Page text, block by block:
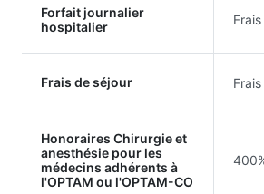
Forfait journalier
hospitalier
Frais de séjour
Honoraires Chirurgie et
anesthésie pour les
médecins adhérents à
l'OPTAM ou l'OPTAM-CO